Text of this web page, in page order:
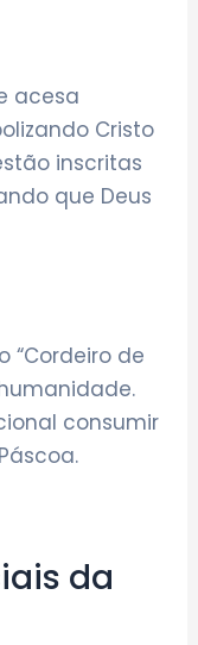
acesa
Cristo
inscritas
que Deus
“Cordeiro de
consumir
da